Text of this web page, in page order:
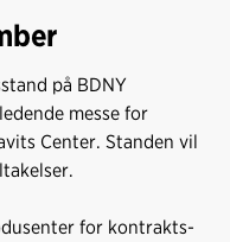
på BDNY
messe for
Center. Standen vil
for kontrakts-